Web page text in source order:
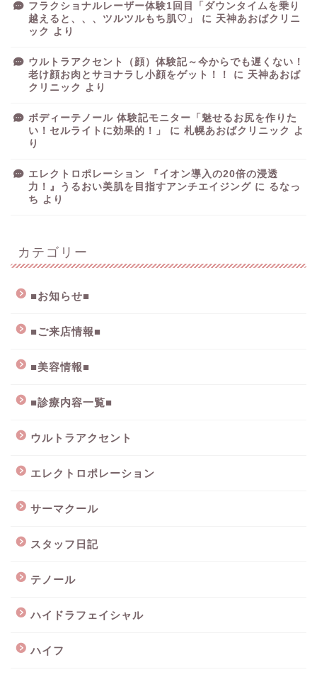
フラクショナルレーザー体験1回目「ダウンタイムを乗り
越えると、、、ツルツルもち肌♡」
に 天神あおばクリニ
ック より
ウルトラアクセント（顔）体験記～今からでも遅くない！
老け顔お肉とサヨナラし小顔をゲット！！
に 天神あおば
クリニック より
ボディーテノール 体験記モニター「魅せるお尻を作りた
い！セルライトに効果的！」
に 札幌あおばクリニック よ
り
エレクトロポレーション 『イオン導入の20倍の浸透
力！』うるおい美肌を目指すアンチエイジング に るなっ
ち より
カテゴリー
■お知らせ■
■ご来店情報■
■美容情報■
■診療内容一覧■
ウルトラアクセント
エレクトロポレーション
サーマクール
スタッフ日記
テノール
ハイドラフェイシャル
ハイフ